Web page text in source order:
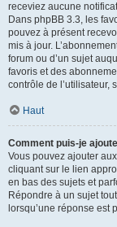
receviez aucune
Dans phpBB 3.3, les
pouvez à présent
mis à jour.
forum ou d’un sujet
favoris et des
contrôle de l’utilisateur,
Haut
Comment puis-je
Vous pouvez ajouter
cliquant sur le lien
en bas des sujets et
Répondre à un sujet
lorsqu’une réponse est